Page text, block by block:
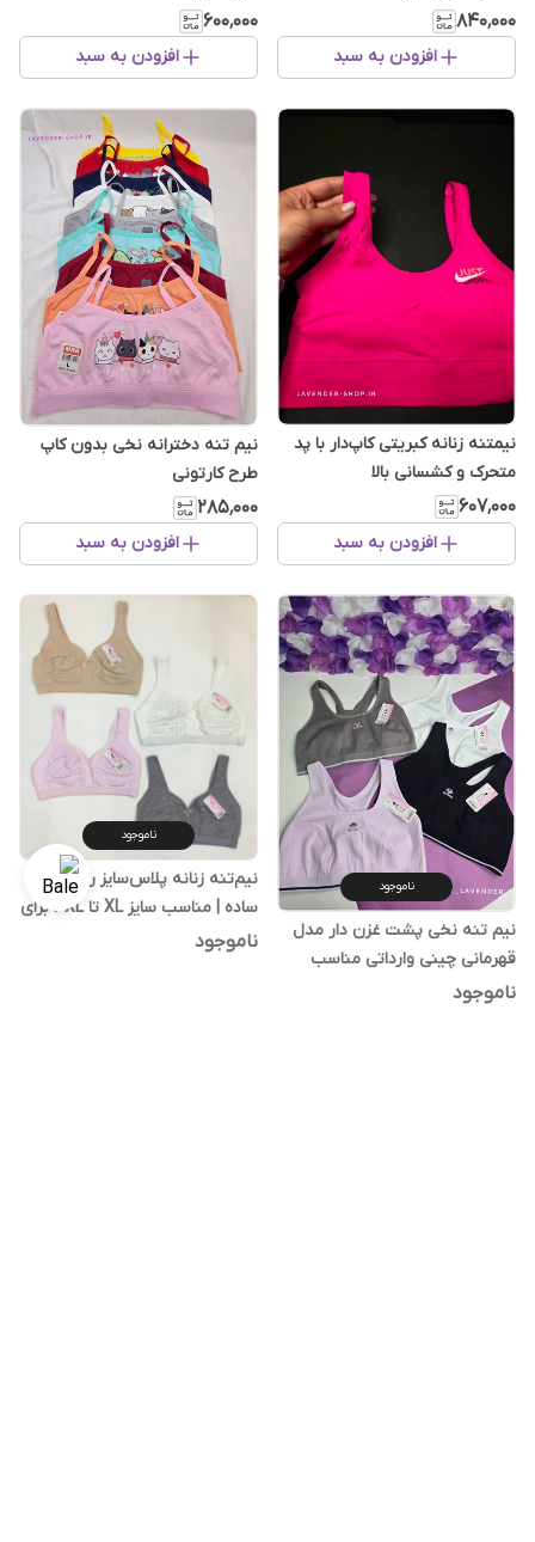
۸۴۰٬۰۰۰
افزودن به سبد
۶۰۰٬۰۰۰
افزودن به سبد
نیمتنه زنانه کبریتی کاپ‌دار با پد
متحرک و کشسانی بالا
۶۰۷٬۰۰۰
افزودن به سبد
نیم تنه دخترانه نخی بدون کاپ
طرح کارتونی
۲۸۵٬۰۰۰
افزودن به سبد
ناموجود
نیم تنه نخی پشت غزن دار مدل
قهرمانی چینی وارداتی مناسب
استفاده روزمره نرم و راحت
ناموجود
ناموجود
نیم‌تنه زنانه پلاس‌سایز راحت و
ساده | مناسب سایز XL تا ۳XL برای
استفاده روزمره
ناموجود